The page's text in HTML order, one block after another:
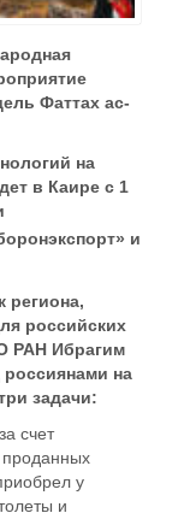
Фаттах ас-
на
в Каире с 1
и
региона,
российских
РАН Ибрагим
россиянами на
задачи:
счет
у
и